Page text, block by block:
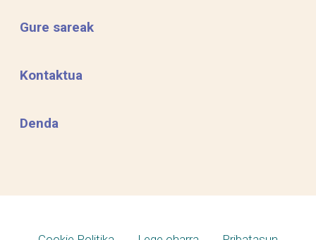
Gure sareak
Kontaktua
Denda